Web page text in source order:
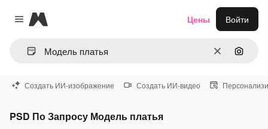
Close menu
Magnific
ОчиститьПоиск
Цены Войти
Создать ИИ-изображение Создать ИИ-видео
PSD По Запросу Модель платья